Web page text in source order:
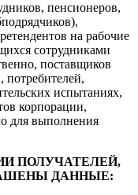
пенсионеров,
на рабочие
сотрудниками
поставщиков
потребителей,
испытаниях,
корпорации,
для выполнения
ПОЛУЧАТЕЛЕЙ,
ДАННЫЕ: